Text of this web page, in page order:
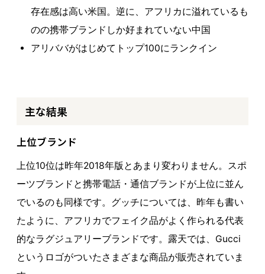
存在感は高い米国。逆に、アフリカに溢れているも
のの携帯ブランドしか好まれていない中国
アリババがはじめてトップ100にランクイン
主な結果
上位ブランド
上位10位は昨年2018年版とあまり変わりません。スポ
ーツブランドと携帯電話・通信ブランドが上位に並ん
でいるのも同様です。グッチについては、昨年も書い
たように、アフリカでフェイク品がよく作られる代表
的なラグジュアリーブランドです。露天では、Gucci
というロゴがついたさまざまな商品が販売されていま